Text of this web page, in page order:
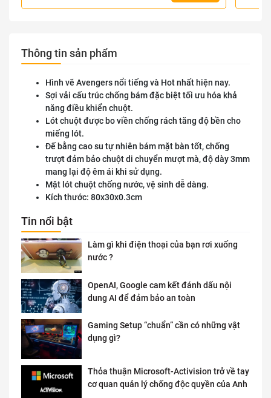
Thông tin sản phẩm
Hình vẽ Avengers nổi tiếng và Hot nhất hiện nay.
Sợi vải cấu trúc chống bám đặc biệt tối ưu hóa khả
năng điều khiển chuột.
Lót chuột được bo viền chống rách tăng độ bền cho
miếng lót.
Đế bằng cao su tự nhiên bám mặt bàn tốt, chống
trượt đảm bảo chuột di chuyển mượt mà, độ dày 3mm
mang lại độ êm ái khi sử dụng.
Mặt lót chuột chống nước, vệ sinh dễ dàng.
Kích thước: 80x30x0.3cm
Tin nổi bật
Làm gì khi điện thoại của bạn rơi xuống
nước ?
OpenAI, Google cam kết đánh dấu nội
dung AI để đảm bảo an toàn
Gaming Setup “chuẩn” cần có những vật
dụng gì?
Thỏa thuận Microsoft-Activision trở về tay
cơ quan quản lý chống độc quyền của Anh